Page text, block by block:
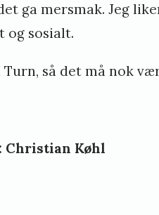
ga mersmak. Jeg
og sosialt.
så det må nok
Christian Køhl